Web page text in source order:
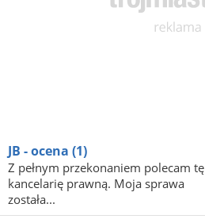
JB - ocena (1)
Z pełnym przekonaniem polecam tę
kancelarię prawną. Moja sprawa
została...